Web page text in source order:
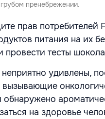
пренебрежении.
прав
питания на их
провести тесты
удивлены,
обнаружено
на здоровье